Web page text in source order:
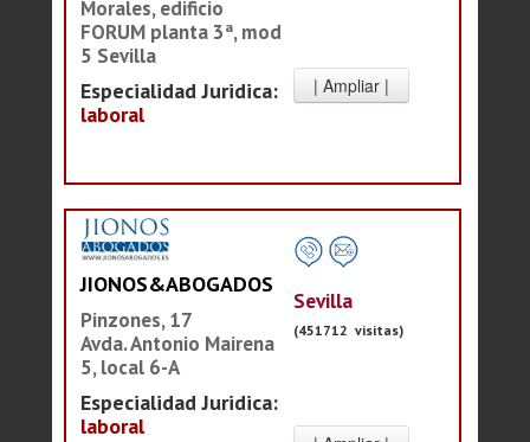
Morales, edificio
FORUM planta 3ª, mod
5 Sevilla
Especialidad Juridica:
laboral
JIONOS&ABOGADOS
Pinzones, 17
Avda. Antonio Mairena
5, local 6-A
Especialidad Juridica:
laboral
Sevilla
(451712 visitas)